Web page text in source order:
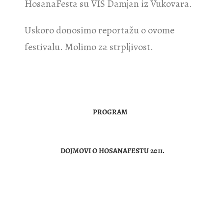
HosanaFesta su VIS Damjan iz Vukovara.
Uskoro donosimo reportažu o ovome
festivalu. Molimo za strpljivost.
PROGRAM
DOJMOVI O HOSANAFESTU 2011.